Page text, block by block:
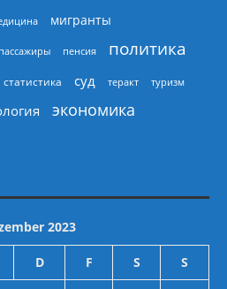
мигранты
пассажиры пенсия политика
статистика суд теракт туризм
экономика
2023
D F S S